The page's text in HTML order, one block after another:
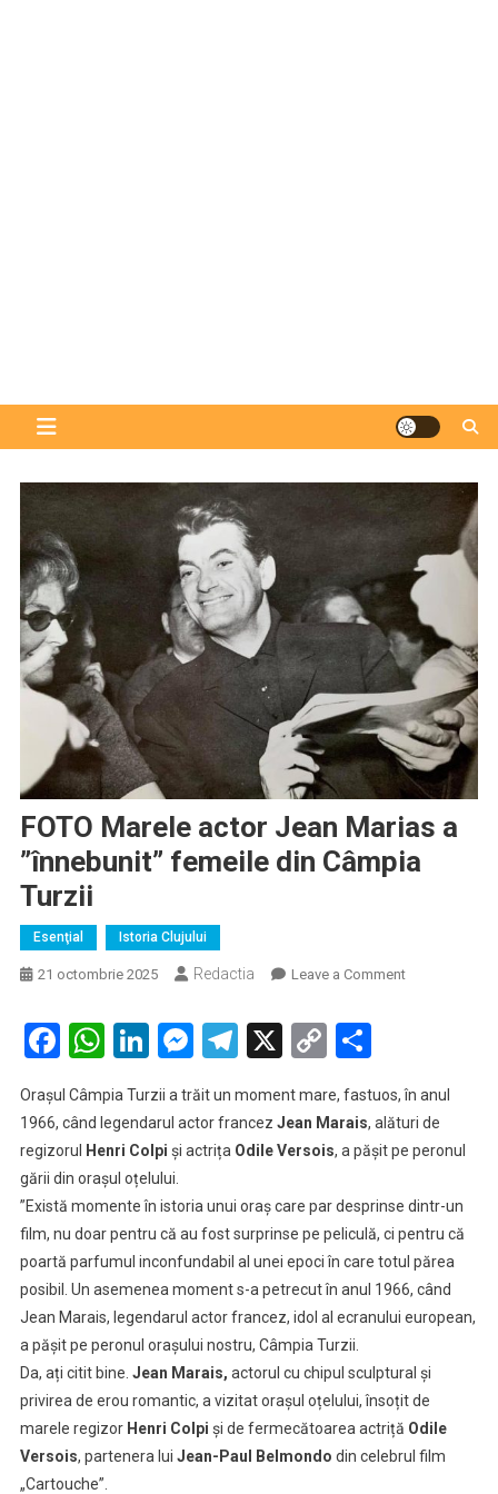
FOTO Marele actor Jean Marias a
”înnebunit” femeile din Câmpia
Turzii
Esenţial Istoria Clujului
21 octombrie 2025 Redactia Leave a Commenton
Marias
a
”înnebunit”
din
Câmpia
Turzii
Facebook
WhatsApp
LinkedIn
Messenger
Telegram
X Copy
Orașul Câmpia Turzii a trăit un moment mare, fastuos, în anul
1966, când legendarul actor francez Jean Marais, alături de
regizorul
Henri Colpi și actrița Odile Versois, a pășit pe peronul
gării din orașul oțelului.
”Există momente în istoria unui oraș care par desprinse dintr-un
film, nu doar pentru că au fost surprinse pe peliculă, ci pentru că
poartă parfumul inconfundabil al unei epoci în care totul părea
posibil. Un asemenea moment s-a petrecut în anul 1966, când
Jean Marais, legendarul actor francez, idol al ecranului european,
a pășit pe peronul orașului nostru, Câmpia Turzii.
Da, ați citit bine. Jean Marais, actorul cu chipul sculptural și
privirea de erou romantic, a vizitat orașul oțelului, însoțit de
marele regizorHenri Colpi și de fermecătoarea actriță Odile
Versois, partenera lui Jean-Paul Belmondo din celebrul film
„Cartouche”.